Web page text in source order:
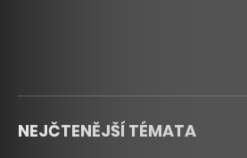
NEJČTENĚJŠÍ TÉMATA